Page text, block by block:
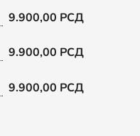
9.900,00 РСД
9.900,00 РСД
9.900,00 РСД